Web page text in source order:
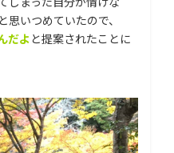
思いつめていたので、
だよと提案されたことに